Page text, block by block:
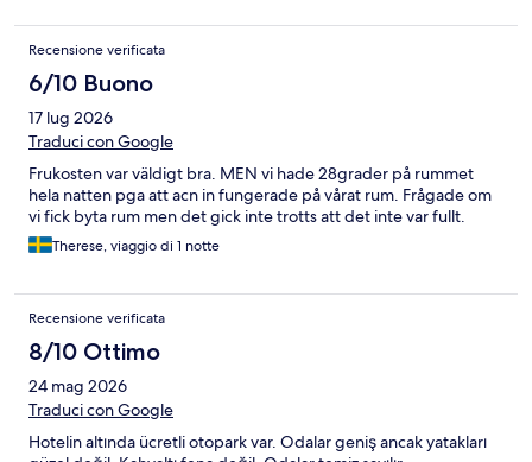
Recensione verificata
6/10 Buono
17 lug 2026
Traduci con Google
Frukosten var väldigt bra. MEN vi hade 28grader på rummet
hela natten pga att acn in fungerade på vårat rum. Frågade om
vi fick byta rum men det gick inte trotts att det inte var fullt.
Therese, viaggio di 1 notte
Recensione verificata
8/10 Ottimo
24 mag 2026
Traduci con Google
Hotelin altında ücretli otopark var. Odalar geniş ancak yatakları